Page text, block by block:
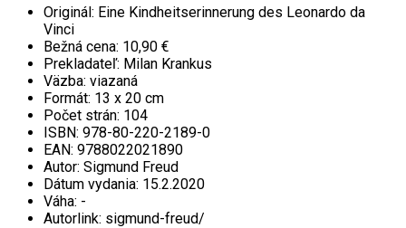
Originál: Eine Kindheitserinnerung des Leonardo da
Vinci
Bežná cena: 10,90 €
Prekladateľ: Milan Krankus
Väzba: viazaná
Formát: 13 x 20 cm
Počet strán: 104
ISBN: 978-80-220-2189-0
EAN: 9788022021890
Autor: Sigmund Freud
Dátum vydania: 15.2.2020
Váha: -
Autorlink: sigmund-freud/